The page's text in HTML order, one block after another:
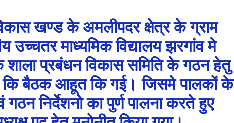
खण्ड के अमलीपदर क्षेत्र के ग्राम
माध्यमिक विद्यालय झरगांव मे
प्रबंधन विकास समिति के गठन हेतु
कि बैठक आहूत कि गई। जिसमे पालकों के
निर्देशनो का पुर्ण पालना करते हुए